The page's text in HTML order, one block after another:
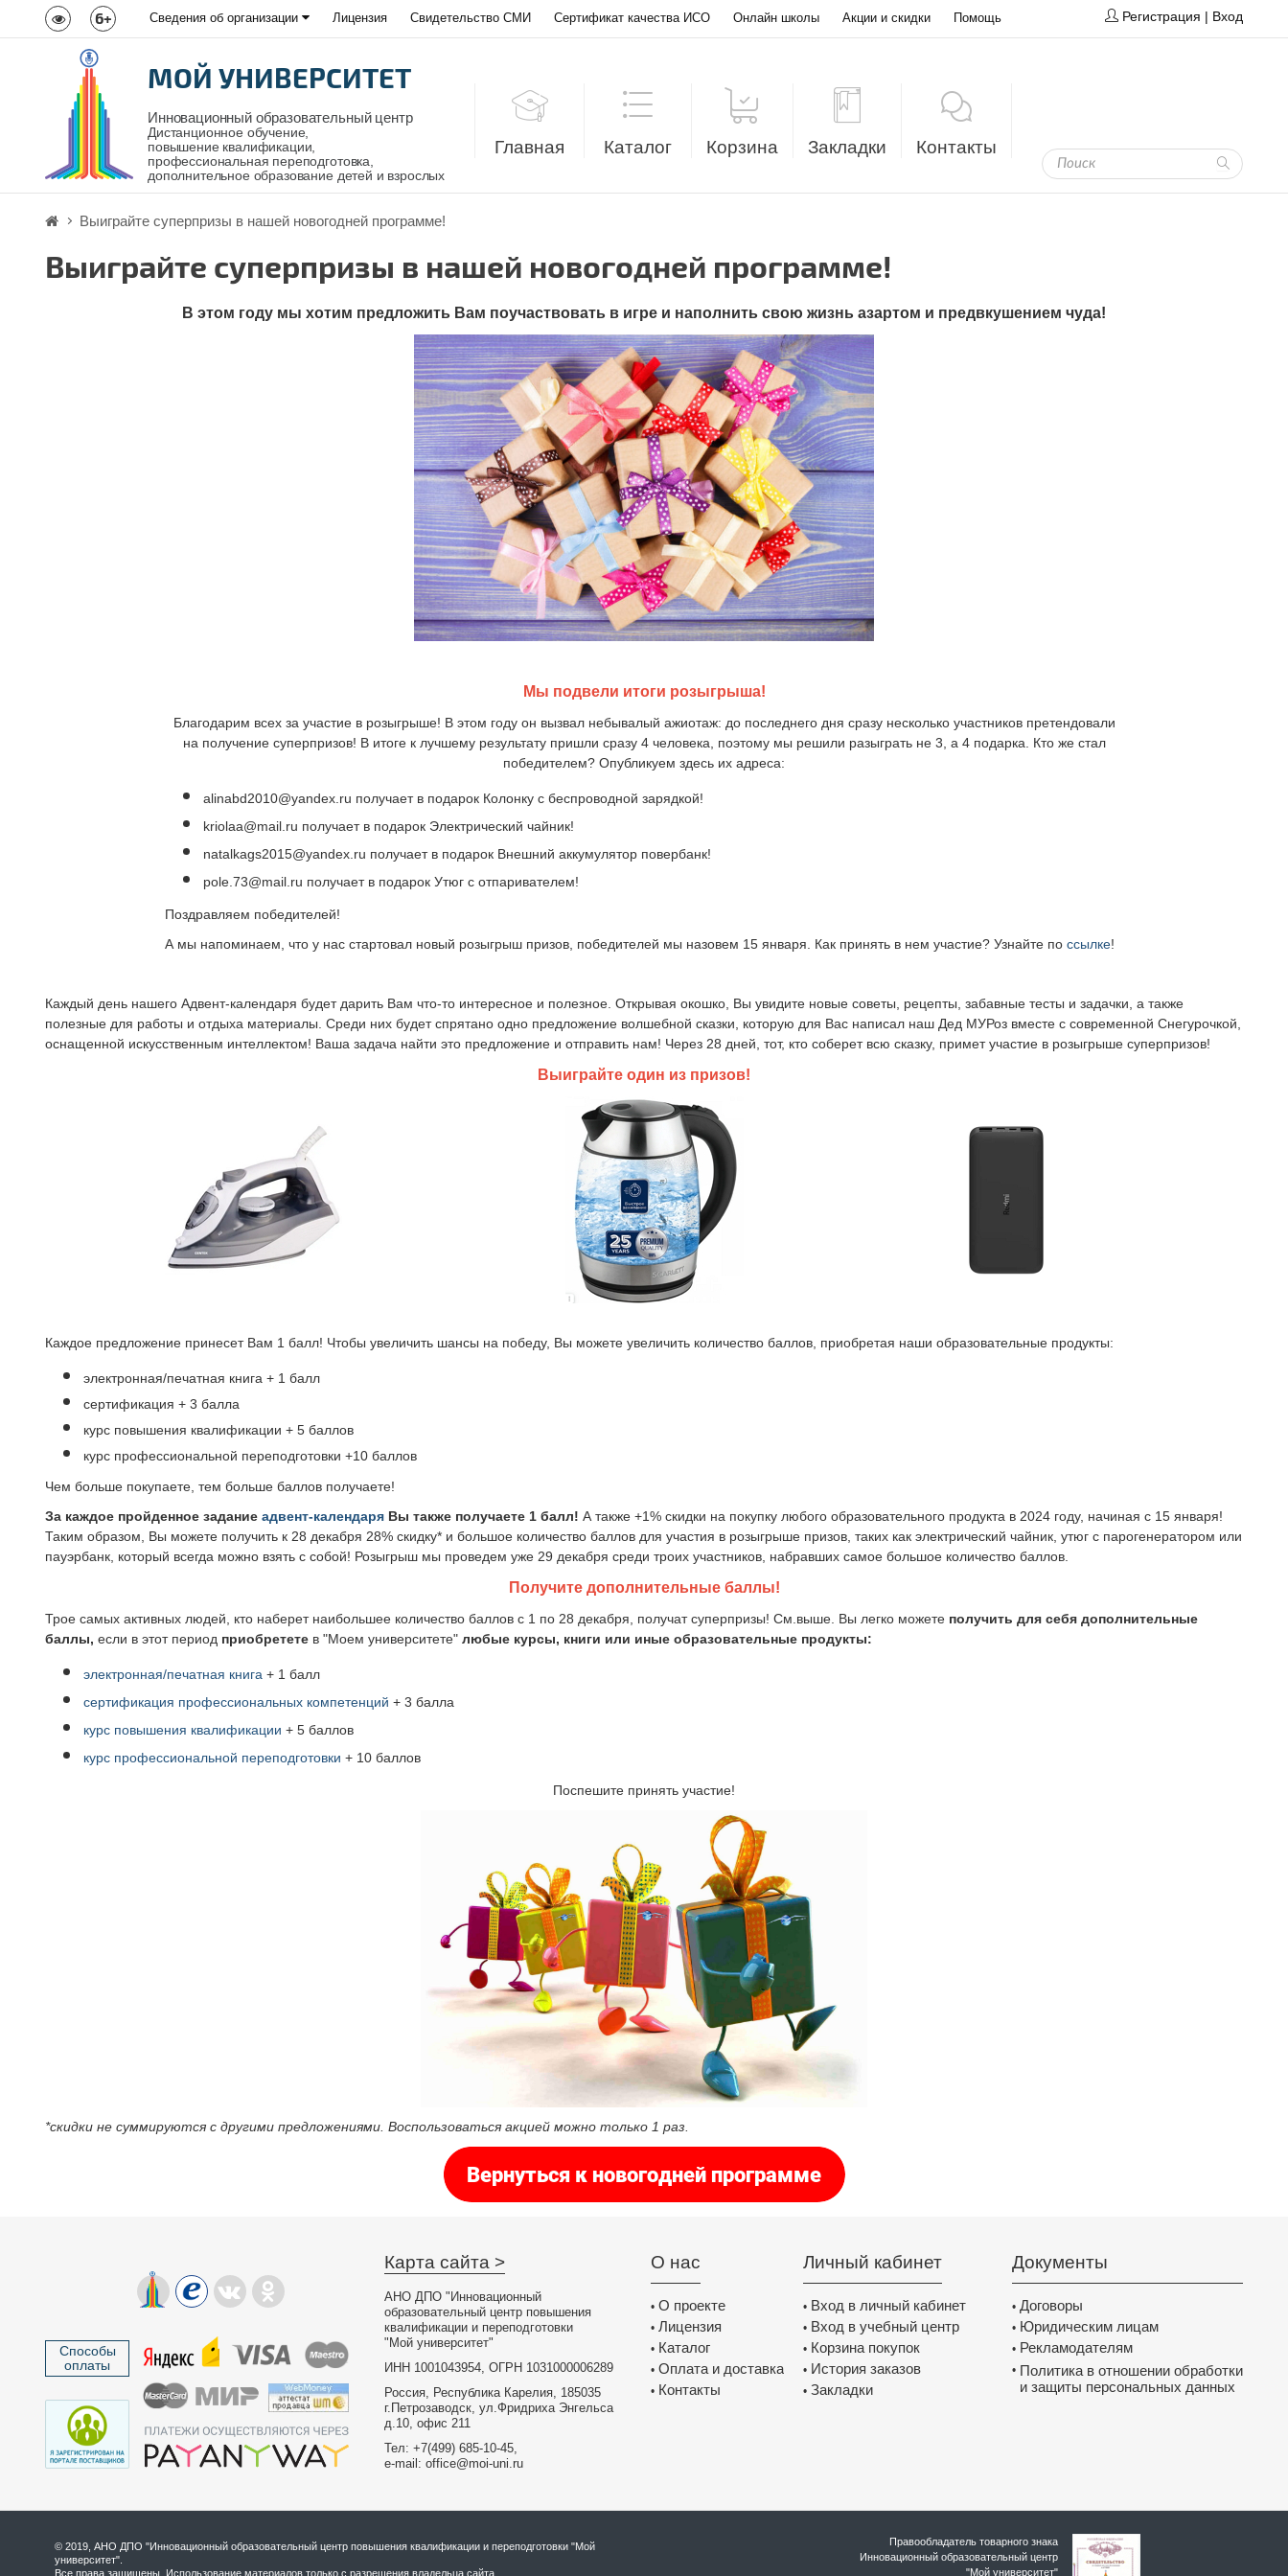
6+ Сведения об организации Лицензия Свидетельство СМИ Сертификат качества ИСО Онлайн школы Акции и скидки Помощь Регистрация | Вход
МОЙ УНИВЕРСИТЕТ
Инновационный образовательный центр
Дистанционное обучение,
повышение квалификации,
профессиональная переподготовка,
дополнительное образование детей и взрослых
Главная Каталог Корзина Закладки Контакты
Выиграйте суперпризы в нашей новогодней программе!
Выиграйте суперпризы в нашей новогодней программе!
В этом году мы хотим предложить Вам поучаствовать в игре и наполнить свою жизнь азартом и предвкушением чуда!
Мы подвели итоги розыгрыша!
Благодарим всех за участие в розыгрыше! В этом году он вызвал небывалый ажиотаж: до последнего дня сразу несколько участников претендовали
на получение суперпризов! В итоге к лучшему результату пришли сразу 4 человека, поэтому мы решили разыграть не 3, а 4 подарка. Кто же стал
победителем? Опубликуем здесь их адреса:
alinabd2010@yandex.ru получает в подарок Колонку с беспроводной зарядкой!
kriolaa@mail.ru получает в подарок Электрический чайник!
natalkags2015@yandex.ru получает в подарок Внешний аккумулятор повербанк!
pole.73@mail.ru получает в подарок Утюг с отпаривателем!
Поздравляем победителей!
А мы напоминаем, что у нас стартовал новый розыгрыш призов, победителей мы назовем 15 января. Как принять в нем участие? Узнайте по ссылке!
Каждый день нашего Адвент-календаря будет дарить Вам что-то интересное и полезное. Открывая окошко, Вы увидите новые советы, рецепты, забавные тесты и задачки, а также
полезные для работы и отдыха материалы. Среди них будет спрятано одно предложение волшебной сказки, которую для Вас написал наш Дед МУРоз вместе с современной Снегурочкой,
оснащенной искусственным интеллектом! Ваша задача найти это предложение и отправить нам! Через 28 дней, тот, кто соберет всю сказку, примет участие в розыгрыше суперпризов!
Выиграйте один из призов!
Каждое предложение принесет Вам 1 балл! Чтобы увеличить шансы на победу, Вы можете увеличить количество баллов, приобретая наши образовательные продукты:
электронная/печатная книга + 1 балл
сертификация + 3 балла
курс повышения квалификации + 5 баллов
курс профессиональной переподготовки +10 баллов
Чем больше покупаете, тем больше баллов получаете!
За каждое пройденное задание адвент-календаря Вы также получаете 1 балл! А также +1% скидки на покупку любого образовательного продукта в 2024 году, начиная с 15 января!
Таким образом, Вы можете получить к 28 декабря 28% скидку* и большое количество баллов для участия в розыгрыше призов, таких как электрический чайник, утюг с парогенератором или
пауэрбанк, который всегда можно взять с собой! Розыгрыш мы проведем уже 29 декабря среди троих участников, набравших самое большое количество баллов.
Получите дополнительные баллы!
Трое самых активных людей, кто наберет наибольшее количество баллов с 1 по 28 декабря, получат суперпризы! См.выше. Вы легко можете получить для себя дополнительные
баллы, если в этот период приобретете в "Моем университете" любые курсы, книги или иные образовательные продукты:
электронная/печатная книга + 1 балл
сертификация профессиональных компетенций + 3 балла
курс повышения квалификации + 5 баллов
курс профессиональной переподготовки + 10 баллов
Поспешите принять участие!
*скидки не суммируются с другими предложениями. Воспользоваться акцией можно только 1 раз.
Способы
оплаты
Карта сайта >
АНО ДПО "Инновационный
образовательный центр повышения
квалификации и переподготовки
"Мой университет"
ИНН 1001043954, ОГРН 1031000006289
Россия, Республика Карелия, 185035
г.Петрозаводск, ул.Фридриха Энгельса
д.10, офис 211
Тел: +7(499) 685-10-45,
e-mail: office@moi-uni.ru
О нас
• О проекте
• Лицензия
• Каталог
• Оплата и доставка
• Контакты
Личный кабинет
• Вход в личный кабинет
• Вход в учебный центр
• Корзина покупок
• История заказов
• Закладки
Документы
• Договоры
• Юридическим лицам
• Рекламодателям
• Политика в отношении обработки
и защиты персональных данных
© 2019, АНО ДПО "Инновационный образовательный центр повышения квалификации и переподготовки "Мой
университет".
Все права защищены. Использование материалов только с разрешения владельца сайта.
Правообладатель товарного знака
Инновационный образовательный цeнтр
"Мой университет"